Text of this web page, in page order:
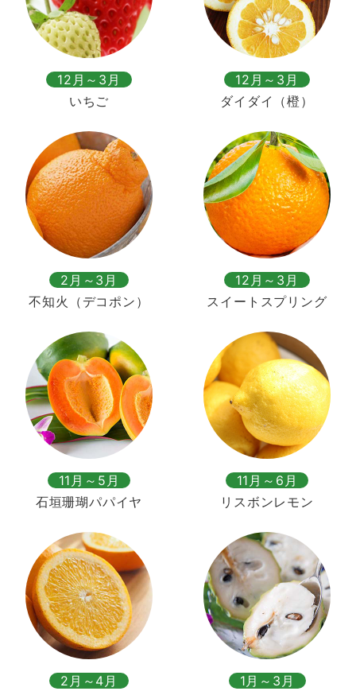
12月～3月
いちご
12月～3月
ダイダイ（橙）
2月～3月
不知火（デコポン）
12月～3月
スイートスプリング
11月～5月
石垣珊瑚パパイヤ
11月～6月
リスボンレモン
2月～4月
1月～3月